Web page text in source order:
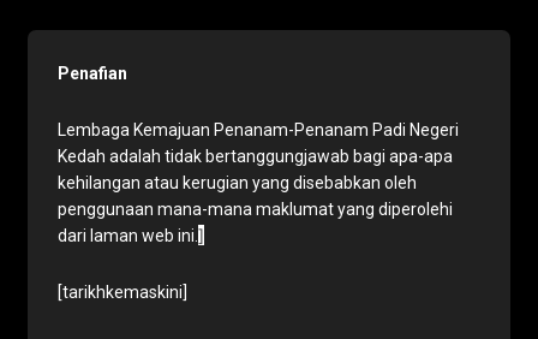
Penafian
Lembaga Kemajuan Penanam-Penanam Padi Negeri
Kedah adalah tidak bertanggungjawab bagi apa-apa
kehilangan atau kerugian yang disebabkan oleh
penggunaan mana-mana maklumat yang diperolehi
dari laman web ini.]
[tarikhkemaskini]